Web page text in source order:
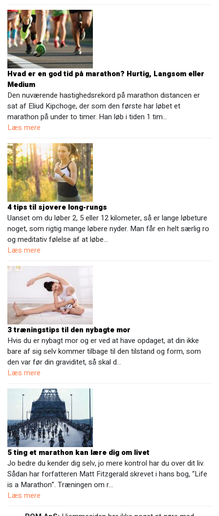
Hvad er en god tid på marathon? Hurtig, Langsom eller
Medium
Den nuværende hastighedsrekord på marathon distancen er
sat af Eliud Kipchoge, der som den første har løbet et
marathon på under to timer. Han løb i tiden 1 tim…
Læs mere
4 tips til sjovere long-rungs
Uanset om du løber 2, 5 eller 12 kilometer, så er lange løbeture
noget, som rigtig mange løbere nyder. Man får en helt særlig ro
og meditativ følelse af at løbe…
Læs mere
3 træningstips til den nybagte mor
Hvis du er nybagt mor og er ved at have opdaget, at din ikke
bare af sig selv kommer tilbage til den tilstand og form, som
den var før din graviditet, så skal d…
Læs mere
5 ting et marathon kan lære dig om livet
Jo bedre du kender dig selv, jo mere kontrol har du over dit liv.
Sådan har forfatteren Matt Fitzgerald skrevet i hans bog, “Life
is a Marathon”. Træningen om r…
Læs mere